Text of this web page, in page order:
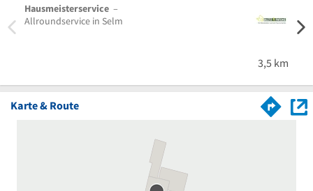
Hausmeisterservice –
Allroundservice in Selm
3,5 km
Karte & Route